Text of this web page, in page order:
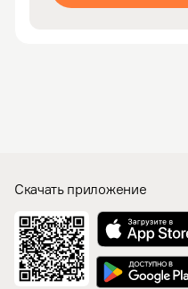
Скачать приложение